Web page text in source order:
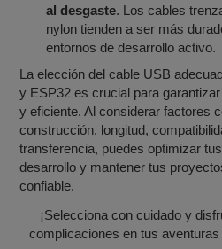
al desgaste. Los cables
nylon tienden a ser más
entornos de desarrollo activo.
La elección del cable USB
y ESP32 es crucial para
y eficiente. Al considerar factores
construcción, longitud,
transferencia, puedes optimizar
desarrollo y mantener tus
confiable.
¡Selecciona con cuidado y
complicaciones en tus